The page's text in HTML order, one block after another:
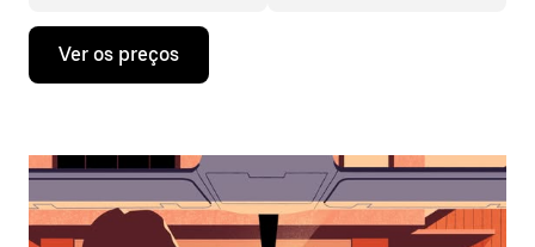
Prima
tecla
interagir
o
calendário
Ver os preços